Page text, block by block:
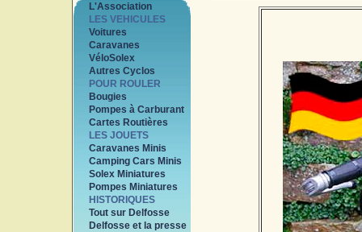
L'Association
LES VEHICULES
Voitures
Caravanes
VéloSolex
Autres Cyclos
POUR ROULER
Bougies
Pompes à Carburant
Cartes Routières
LES JOUETS
Caravanes Minis
Camping Cars Minis
Solex Miniatures
Pompes Miniatures
HISTORIQUES
Tout sur Delfosse
Delfosse et la presse